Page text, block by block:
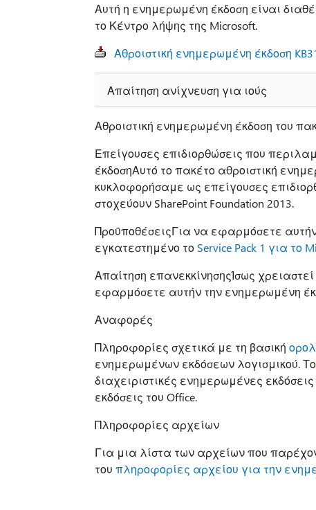
Αυτή η ενημερωμένη έκδοση είναι
το Κέντρο λήψης της Microsoft.
Αθροιστική ενημερωμένη έκδοση
Απαίτηση ανίχνευση για ιούς
Αθροιστική ενημερωμένη έκδοση του
Επείγουσες επιδιορθώσεις που
έκδοσηΑυτό το πακέτο αθροιστική
κυκλοφορήσαμε ως επείγουσες
στοχεύουν SharePoint Foundation 2013.
ΠροϋποθέσειςΓια να εφαρμόσετε
εγκατεστημένο το Service Pack 1 για το
Απαίτηση επανεκκίνησηςΊσως
εφαρμόσετε αυτήν την ενημερωμένη
Αναφορές
Πληροφορίες σχετικά με τη βασική
ενημερωμένων εκδόσεων λογισμικού. Το
διαχειριστικές ενημερωμένες
εκδόσεις του Office.
Πληροφορίες αρχείων
Για μια λίστα των αρχείων που
του πληροφορίες αρχείου για την